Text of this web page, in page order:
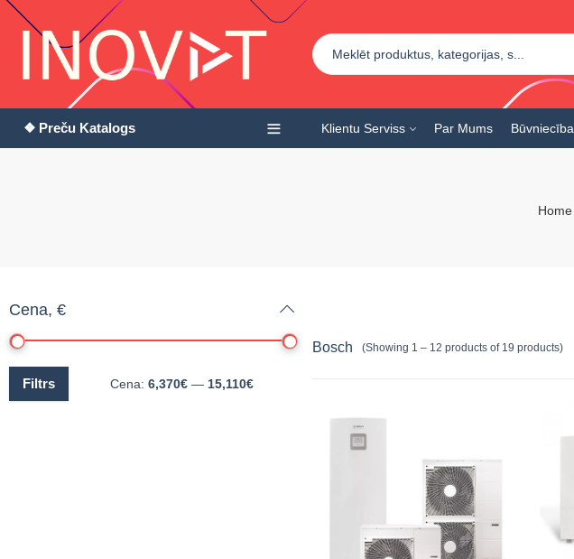
❖ Preču Katalogs Klientu Serviss Par Mums Būvniecība
Home
Bosch (Showing 1 – 12 products of 19 products)
Cena, €
Filtrs Cena: 6,370€— 15,110€